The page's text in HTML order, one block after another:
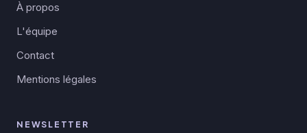
À propos
L'équipe
Contact
Mentions légales
NEWSLETTER